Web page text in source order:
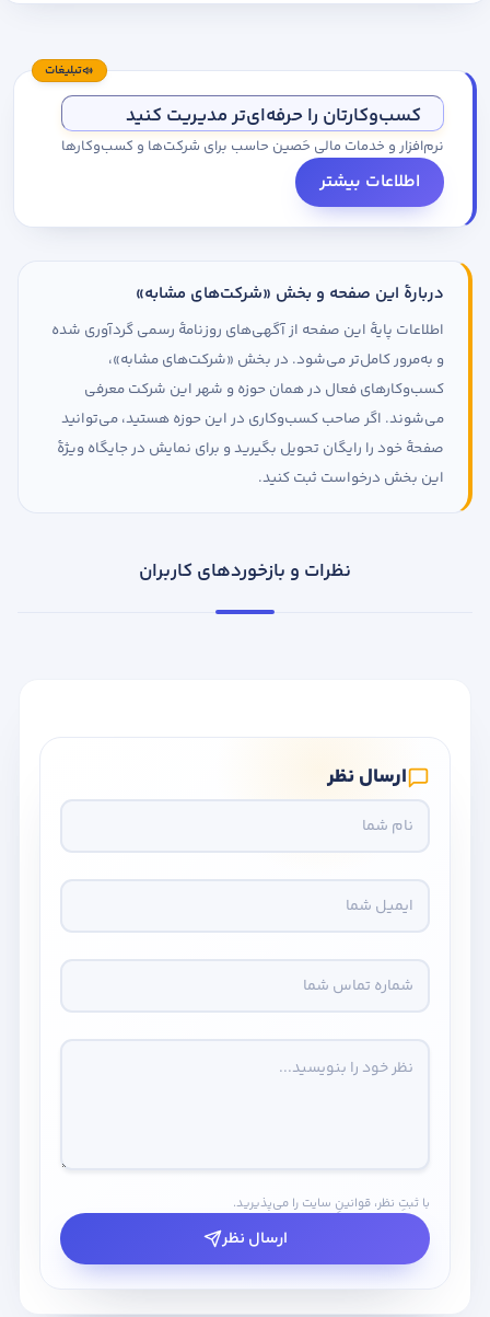
تبلیغات
کسب‌وکارتان را حرفه‌ای‌تر مدیریت کنید
نرم‌افزار و خدمات مالی حَصین حاسب برای شرکت‌ها و کسب‌وکارها
اطلاعات بیشتر
دربارهٔ این صفحه و بخش «شرکت‌های مشابه»
اطلاعات پایهٔ این صفحه از آگهی‌های روزنامهٔ رسمی گردآوری شده
و به‌مرور کامل‌تر می‌شود. در بخش «شرکت‌های مشابه»،
کسب‌وکارهای فعال در همان حوزه و شهر این شرکت معرفی
می‌شوند. اگر صاحب کسب‌وکاری در این حوزه هستید، می‌توانید
صفحهٔ خود را رایگان تحویل بگیرید و برای نمایش در جایگاه ویژهٔ
این بخش درخواست ثبت کنید.
نظرات و بازخوردهای کاربران
ارسال نظر
با ثبتِ نظر، قوانینِ سایت را می‌پذیرید.
ارسال نظر